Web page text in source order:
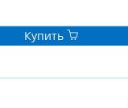
СПЕЦТЕХНИКИ
Купить